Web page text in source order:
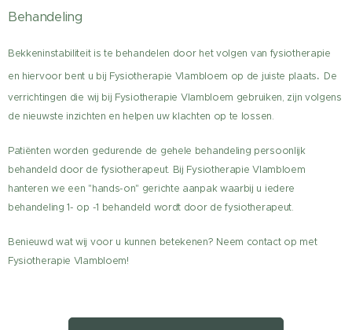
Behandeling
Bekkeninstabiliteit is te behandelen door het volgen van fysiotherapie
en hiervoor bent u bij Fysiotherapie Vlambloem op de juiste plaats. De
verrichtingen die wij bij Fysiotherapie Vlambloem gebruiken, zijn volgens
de nieuwste inzichten en helpen uw klachten op te lossen.
Patiënten worden gedurende de gehele behandeling persoonlijk
behandeld door de fysiotherapeut. Bij Fysiotherapie Vlambloem
hanteren we een "hands-on" gerichte aanpak waarbij u iedere
behandeling 1- op -1 behandeld wordt door de fysiotherapeut.
Benieuwd wat wij voor u kunnen betekenen? Neem contact op met
Fysiotherapie Vlambloem!